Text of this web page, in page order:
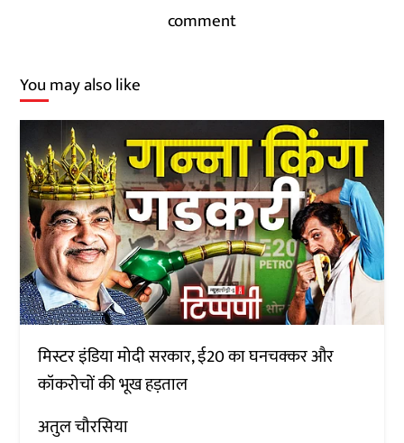
comment
You may also like
मिस्टर इंडिया मोदी सरकार, ई20 का घनचक्कर और
कॉकरोचों की भूख हड़ताल
अतुल चौरसिया